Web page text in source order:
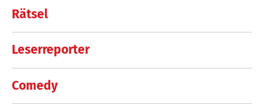
Rätsel
Leserreporter
Comedy